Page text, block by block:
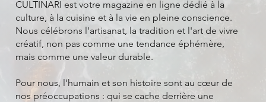
CULTINARI est votre magazine en ligne dédié à la
culture, à la cuisine et à la vie en pleine conscience.
Nous célébrons l'artisanat, la tradition et l'art de vivre
créatif, non pas comme une tendance éphémère,
mais comme une valeur durable.
Pour nous, l'humain et son histoire sont au cœur de
nos préoccupations : qui se cache derrière une